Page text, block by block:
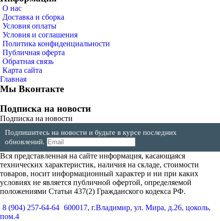
О нас
Доставка и сборка
Условия оплаты
Условия и соглашения
Политика конфиденциальности
Публичная оферта
Обратная связь
Карта сайта
Главная
Мы Вконтакте
Подписка на новости
Подписка на новости
Подпишитесь на новости и будьте в курсе последних
обновлений.
Вся представленная на сайте информация, касающаяся
технических характеристик, наличия на складе, стоимости
товаров, носит информационный характер и ни при каких
условиях не является публичной офертой, определяемой
положениями Статьи 437(2) Гражданского кодекса РФ.
8 (904) 257-64-64 600017, г.Владимир, ул. Мира, д.26, цоколь,
пом.4